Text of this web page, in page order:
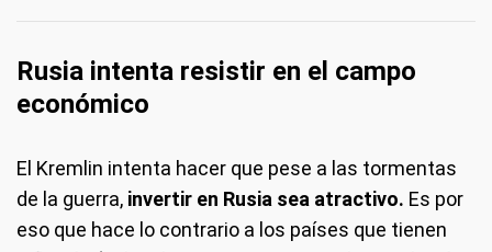
Rusia intenta resistir en el campo
económico
El Kremlin intenta hacer que pese a las tormentas
de la guerra, invertir en Rusia sea atractivo. Es por
eso que hace lo contrario a los países que tienen